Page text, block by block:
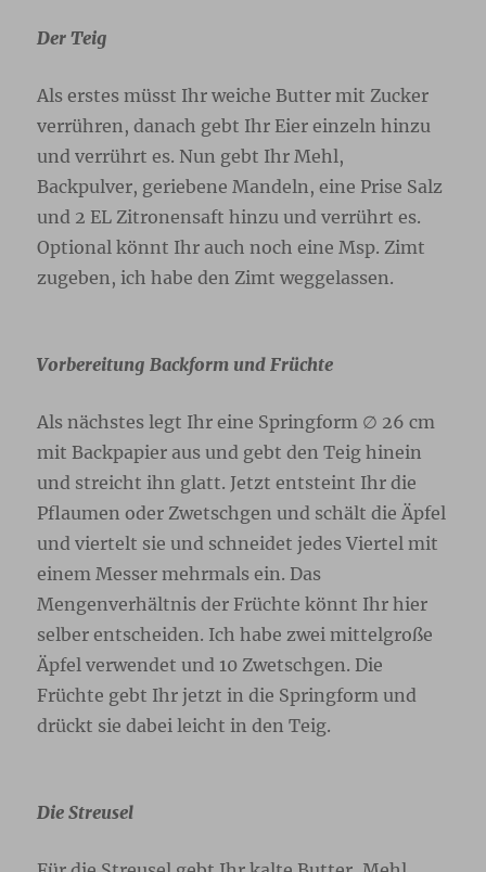
Der Teig
Als erstes müsst Ihr weiche Butter mit Zucker
verrühren, danach gebt Ihr Eier einzeln hinzu
und verrührt es. Nun gebt Ihr Mehl,
Backpulver, geriebene Mandeln, eine Prise Salz
und 2 EL Zitronensaft hinzu und verrührt es.
Optional könnt Ihr auch noch eine Msp. Zimt
zugeben, ich habe den Zimt weggelassen.
Vorbereitung Backform und Früchte
Als nächstes legt Ihr eine Springform ∅ 26 cm
mit Backpapier aus und gebt den Teig hinein
und streicht ihn glatt. Jetzt entsteint Ihr die
Pflaumen oder Zwetschgen und schält die Äpfel
und viertelt sie und schneidet jedes Viertel mit
einem Messer mehrmals ein. Das
Mengenverhältnis der Früchte könnt Ihr hier
selber entscheiden. Ich habe zwei mittelgroße
Äpfel verwendet und 10 Zwetschgen. Die
Früchte gebt Ihr jetzt in die Springform und
drückt sie dabei leicht in den Teig.
Die Streusel